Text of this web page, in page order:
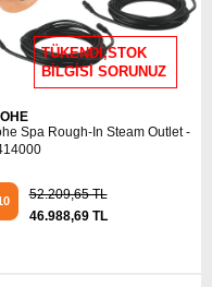
TÜKENDİ,STOK
BİLGİSİ SORUNUZ
Spa Rough-In Steam Outlet -
52.209,65 TL
46.988,69 TL